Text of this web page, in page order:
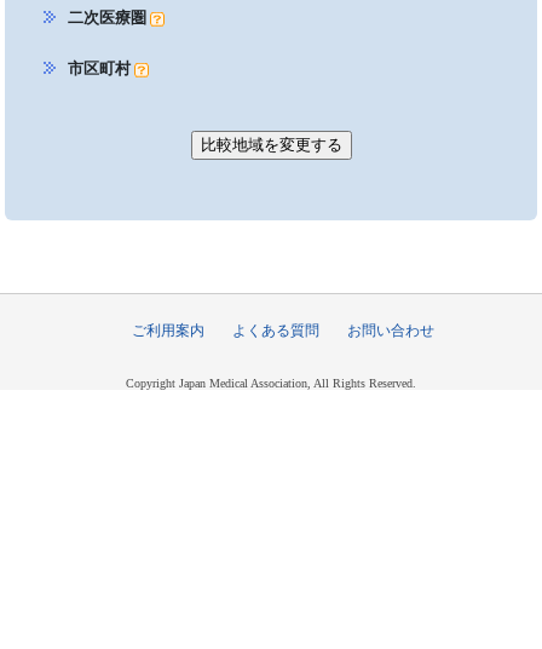
二次医療圏
市区町村
ご利用案内 よくある質問 お問い合わせ
Copyright Japan Medical Association, All Rights Reserved.